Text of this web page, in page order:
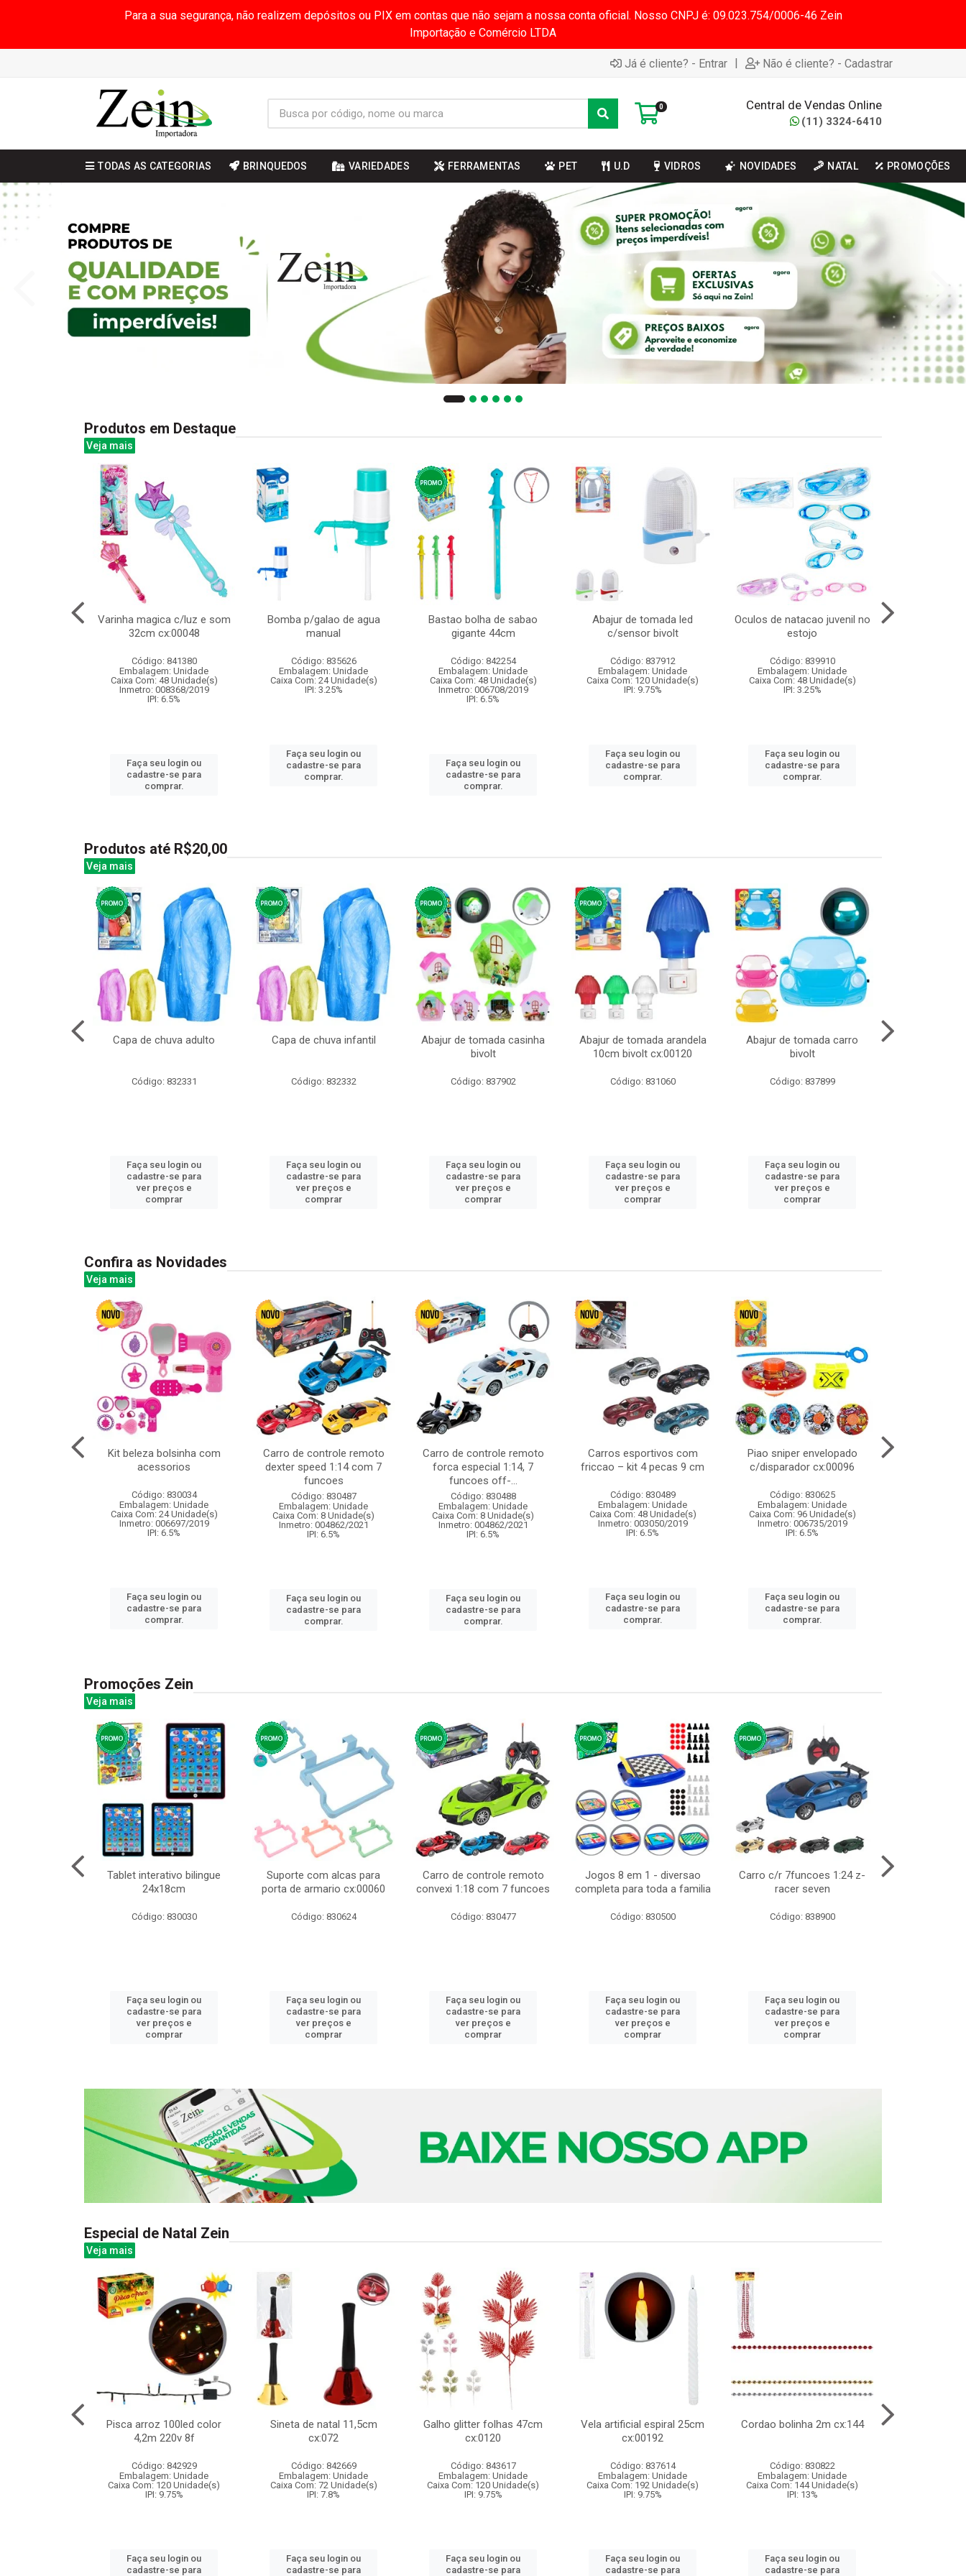
Para a sua segurança, não realizem depósitos ou PIX em contas que não sejam a nossa conta oficial. Nosso CNPJ é: 09.023.754/0006-46 Zein
Importação e Comércio LTDA
Já é cliente? - Entrar | Não é cliente? - Cadastrar
0 Central de Vendas Online
(11) 3324-6410
TODAS AS CATEGORIAS BRINQUEDOS VARIEDADES FERRAMENTAS PET U.D VIDROS NOVIDADES NATAL PROMOÇÕES
Produtos em Destaque
Veja mais
Varinha magica c/luz e som
32cm cx:00048
Código: 841380
Embalagem: Unidade
Caixa Com: 48 Unidade(s)
Inmetro: 008368/2019
IPI: 6.5%
Faça seu login ou
cadastre-se para
comprar.
Bomba p/galao de agua
manual
Código: 835626
Embalagem: Unidade
Caixa Com: 24 Unidade(s)
IPI: 3.25%
Faça seu login ou
cadastre-se para
comprar.
Bastao bolha de sabao
gigante 44cm
Código: 842254
Embalagem: Unidade
Caixa Com: 48 Unidade(s)
Inmetro: 006708/2019
IPI: 6.5%
Faça seu login ou
cadastre-se para
comprar.
Abajur de tomada led
c/sensor bivolt
Código: 837912
Embalagem: Unidade
Caixa Com: 120 Unidade(s)
IPI: 9.75%
Faça seu login ou
cadastre-se para
comprar.
Oculos de natacao juvenil no
estojo
Código: 839910
Embalagem: Unidade
Caixa Com: 48 Unidade(s)
IPI: 3.25%
Faça seu login ou
cadastre-se para
comprar.
Produtos até R$20,00
Veja mais
Capa de chuva adulto
Código: 832331
Faça seu login ou
cadastre-se para
ver preços e
comprar
Capa de chuva infantil
Código: 832332
Faça seu login ou
cadastre-se para
ver preços e
comprar
Abajur de tomada casinha
bivolt
Código: 837902
Faça seu login ou
cadastre-se para
ver preços e
comprar
Abajur de tomada arandela
10cm bivolt cx:00120
Código: 831060
Faça seu login ou
cadastre-se para
ver preços e
comprar
Abajur de tomada carro
bivolt
Código: 837899
Faça seu login ou
cadastre-se para
ver preços e
comprar
Confira as Novidades
Veja mais
Kit beleza bolsinha com
acessorios
Código: 830034
Embalagem: Unidade
Caixa Com: 24 Unidade(s)
Inmetro: 006697/2019
IPI: 6.5%
Faça seu login ou
cadastre-se para
comprar.
Carro de controle remoto
dexter speed 1:14 com 7
funcoes
Código: 830487
Embalagem: Unidade
Caixa Com: 8 Unidade(s)
Inmetro: 004862/2021
IPI: 6.5%
Faça seu login ou
cadastre-se para
comprar.
Carro de controle remoto
forca especial 1:14, 7
funcoes off-...
Código: 830488
Embalagem: Unidade
Caixa Com: 8 Unidade(s)
Inmetro: 004862/2021
IPI: 6.5%
Faça seu login ou
cadastre-se para
comprar.
Carros esportivos com
friccao – kit 4 pecas 9 cm
Código: 830489
Embalagem: Unidade
Caixa Com: 48 Unidade(s)
Inmetro: 003050/2019
IPI: 6.5%
Faça seu login ou
cadastre-se para
comprar.
Piao sniper envelopado
c/disparador cx:00096
Código: 830625
Embalagem: Unidade
Caixa Com: 96 Unidade(s)
Inmetro: 006735/2019
IPI: 6.5%
Faça seu login ou
cadastre-se para
comprar.
Promoções Zein
Veja mais
Tablet interativo bilingue
24x18cm
Código: 830030
Faça seu login ou
cadastre-se para
ver preços e
comprar
Suporte com alcas para
porta de armario cx:00060
Código: 830624
Faça seu login ou
cadastre-se para
ver preços e
comprar
Carro de controle remoto
convexi 1:18 com 7 funcoes
Código: 830477
Faça seu login ou
cadastre-se para
ver preços e
comprar
Jogos 8 em 1 - diversao
completa para toda a familia
Código: 830500
Faça seu login ou
cadastre-se para
ver preços e
comprar
Carro c/r 7funcoes 1:24 z-
racer seven
Código: 838900
Faça seu login ou
cadastre-se para
ver preços e
comprar
Especial de Natal Zein
Veja mais
Pisca arroz 100led color
4,2m 220v 8f
Código: 842929
Embalagem: Unidade
Caixa Com: 120 Unidade(s)
IPI: 9.75%
Faça seu login ou
cadastre-se para
Sineta de natal 11,5cm
cx:072
Código: 842669
Embalagem: Unidade
Caixa Com: 72 Unidade(s)
IPI: 7.8%
Faça seu login ou
cadastre-se para
Galho glitter folhas 47cm
cx:0120
Código: 843617
Embalagem: Unidade
Caixa Com: 120 Unidade(s)
IPI: 9.75%
Faça seu login ou
cadastre-se para
Vela artificial espiral 25cm
cx:00192
Código: 837614
Embalagem: Unidade
Caixa Com: 192 Unidade(s)
IPI: 9.75%
Faça seu login ou
cadastre-se para
Cordao bolinha 2m cx:144
Código: 830822
Embalagem: Unidade
Caixa Com: 144 Unidade(s)
IPI: 13%
Faça seu login ou
cadastre-se para